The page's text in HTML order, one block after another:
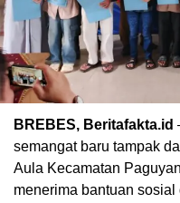
BREBES, Beritafakta.id
semangat baru tampak
Aula Kecamatan
menerima bantuan